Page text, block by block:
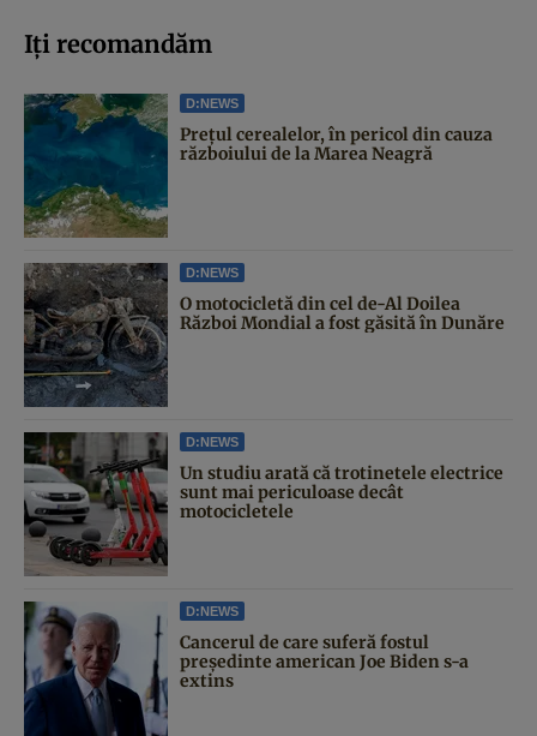
Iți recomandăm
D:NEWS
Prețul cerealelor, în pericol din cauza
războiului de la Marea Neagră
D:NEWS
O motocicletă din cel de-Al Doilea
Război Mondial a fost găsită în Dunăre
D:NEWS
Un studiu arată că trotinetele electrice
sunt mai periculoase decât
motocicletele
D:NEWS
Cancerul de care suferă fostul
președinte american Joe Biden s-a
extins